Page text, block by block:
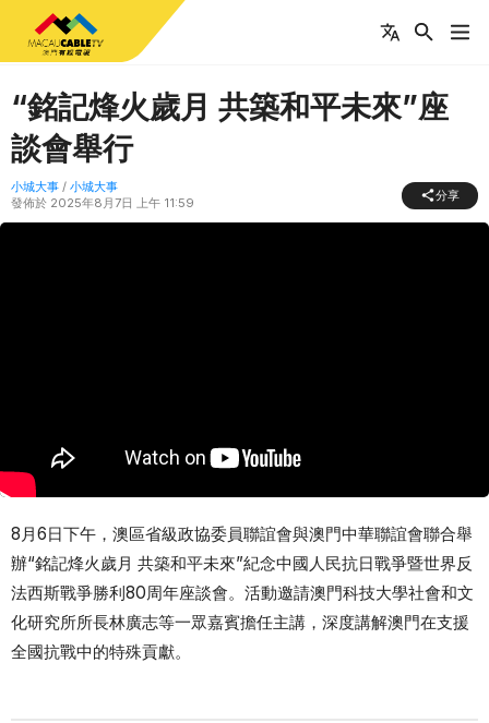
“銘記烽火歲月 共築和平未來”座
談會舉行
小城大事 / 小城大事
發佈於 2025年8月7日 上午 11:59
分享
8月6日下午，澳區省級政協委員聯誼會與澳門中華聯誼會聯合舉
辦“銘記烽火歲月 共築和平未來”紀念中國人民抗日戰爭暨世界反
法西斯戰爭勝利80周年座談會。活動邀請澳門科技大學社會和文
化研究所所長林廣志等一眾嘉賓擔任主講，深度講解澳門在支援
全國抗戰中的特殊貢獻。